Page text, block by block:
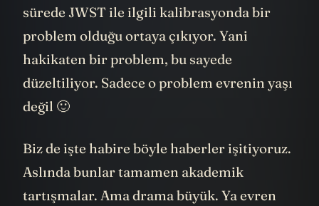
sürede JWST ile ilgili kalibrasyonda bir
problem olduğu ortaya çıkıyor. Yani
hakikaten bir problem, bu sayede
düzeltiliyor. Sadece o problem evrenin yaşı
değil 🙂
Biz de işte habire böyle haberler işitiyoruz.
Aslında bunlar tamamen akademik
tartışmalar. Ama drama büyük. Ya evren